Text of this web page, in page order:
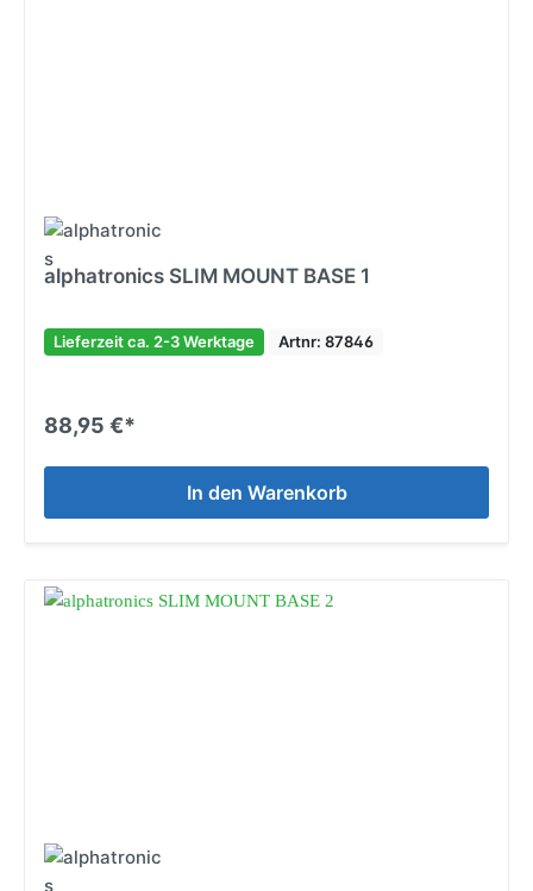
alphatronics SLIM MOUNT BASE 1
Lieferzeit ca. 2-3 Werktage Artnr: 87846
88,95 €*
In den Warenkorb